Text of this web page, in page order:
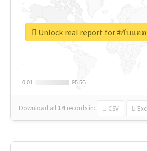
0.01
0.01 95.56
95.56
Download all 14 records in: CSV
Unlock real report for #กับเเอ